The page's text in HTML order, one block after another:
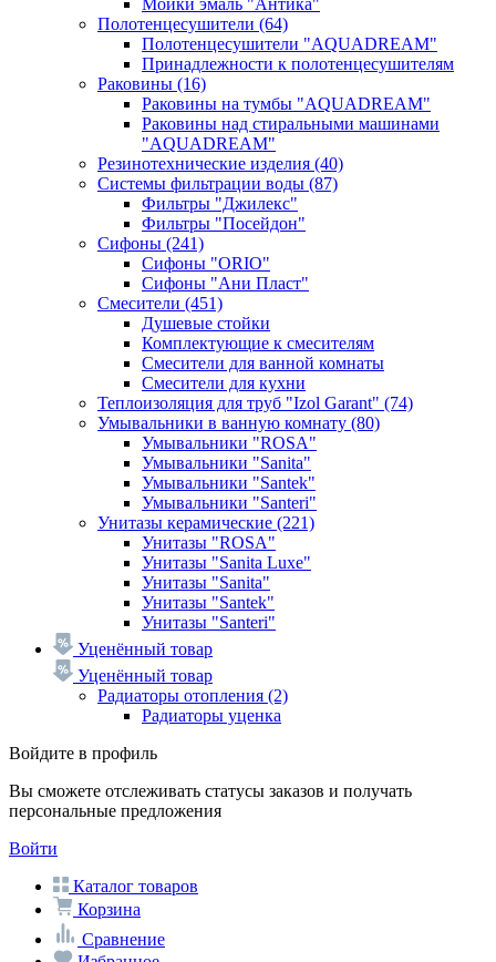
Мойки эмаль "Антика"
Полотенцесушители (64)
Полотенцесушители "AQUADREAM"
Принадлежности к полотенцесушителям
Раковины (16)
Раковины на тумбы "AQUADREAM"
Раковины над стиральными машинами
"AQUADREAM"
Резинотехнические изделия (40)
Системы фильтрации воды (87)
Фильтры "Джилекс"
Фильтры "Посейдон"
Сифоны (241)
Сифоны "ORIO"
Сифоны "Ани Пласт"
Смесители (451)
Душевые стойки
Комплектующие к смесителям
Смесители для ванной комнаты
Смесители для кухни
Теплоизоляция для труб "Izol Garant" (74)
Умывальники в ванную комнату (80)
Умывальники "ROSA"
Умывальники "Sanita"
Умывальники "Santek"
Умывальники "Santeri"
Унитазы керамические (221)
Унитазы "ROSA"
Унитазы "Sanita Luxe"
Унитазы "Sanita"
Унитазы "Santek"
Унитазы "Santeri"
Уценённый товар
Уценённый товар
Радиаторы отопления (2)
Радиаторы уценка
Войдите в профиль
Вы сможете отслеживать статусы заказов и получать
персональные предложения
Войти
Каталог товаров
Корзина
Сравнение